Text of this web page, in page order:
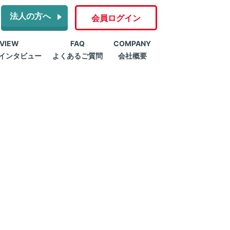
法人の方へ 会員ログイン
ンタビュー
FAQ
よくあるご質問
COMPANY
会社概要